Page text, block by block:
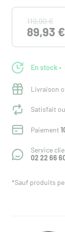
119,90 €
89,93 €
En stock
Livraison
Satisfait
Paiement
Service
02 22 66
*Sauf produits